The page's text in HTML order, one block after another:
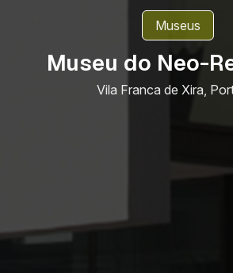
Museus
Museu do Neo-
Vila Franca de Xira,